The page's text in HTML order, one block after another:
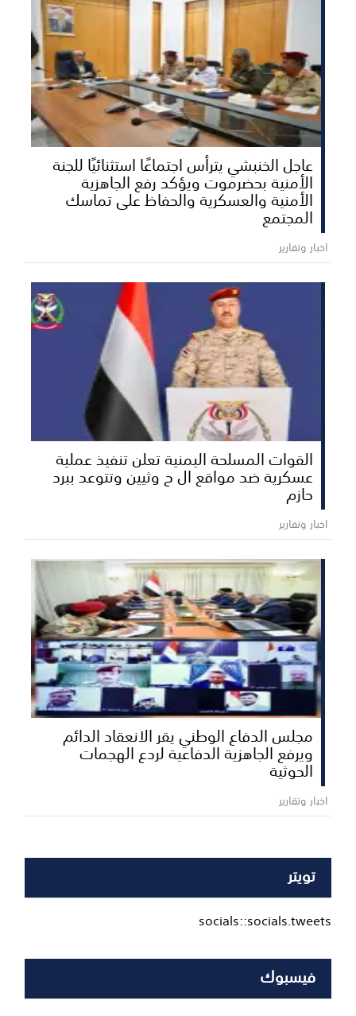
عاجل الخنبشي يترأس اجتماعًا استثنائيًا للجنة
الأمنية بحضرموت ويؤكد رفع الجاهزية
الأمنية والعسكرية والحفاظ على تماسك
المجتمع
اخبار وتقارير
القوات المسلحة اليمنية تعلن تنفيذ عملية
عسكرية ضد مواقع ال ح وثيين وتتوعد ببرد
حازم
اخبار وتقارير
مجلس الدفاع الوطني يقر الانعقاد الدائم
ويرفع الجاهزية الدفاعية لردع الهجمات
الحوثية
اخبار وتقارير
تويتر
socials::socials.tweets
فيسبوك